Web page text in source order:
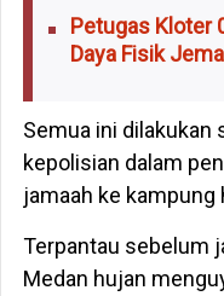
Petugas Kloter
Daya Fisik
Semua ini dilakukan
kepolisian dalam
jamaah ke
Terpantau sebelum
Medan hujan